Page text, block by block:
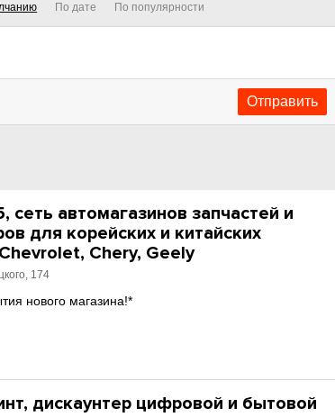
По дате По популярности
автомагазинов запчастей и
для корейских и китайских
Chery, Geely
174
нового магазина!*
дискаунтер цифровой и бытовой